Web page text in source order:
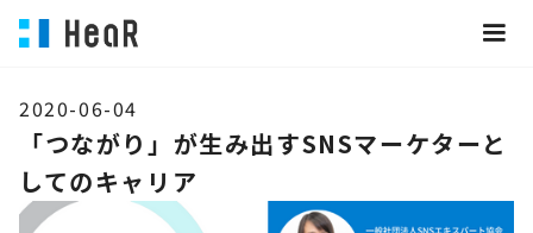
2020-06-04
「つながり」が生み出すSNSマーケターと
してのキャリア